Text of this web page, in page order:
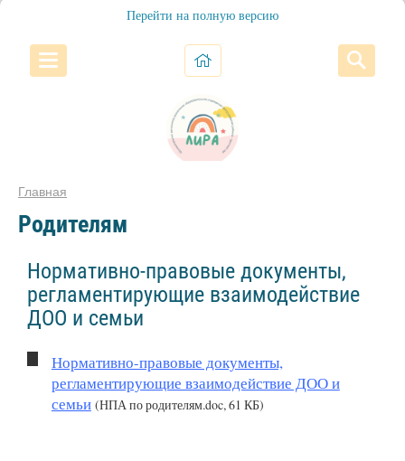
Перейти на полную версию
Главная
Родителям
Нормативно-правовые документы,
регламентирующие взаимодействие
ДОО и семьи
Нормативно-правовые документы,
регламентирующие взаимодействие ДОО и
семьи (НПА по родителям.doc, 61 КБ)